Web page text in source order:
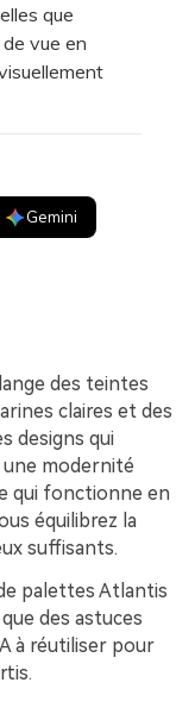
que
vue en
Gemini
des teintes
claires et des
designs qui
modernité
qui fonctionne en
équilibrez la
suffisants.
palettes Atlantis
des astuces
à réutiliser pour